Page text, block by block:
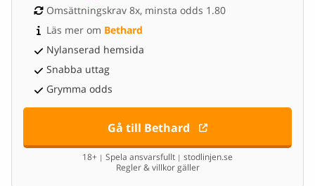
Omsättningskrav 8x, minsta odds 1.80
Läs mer om Bethard
Nylanserad hemsida
Snabba uttag
Grymma odds
Gå till Bethard
18+ | Spela ansvarsfullt | stodlinjen.se
Regler & villkor gäller